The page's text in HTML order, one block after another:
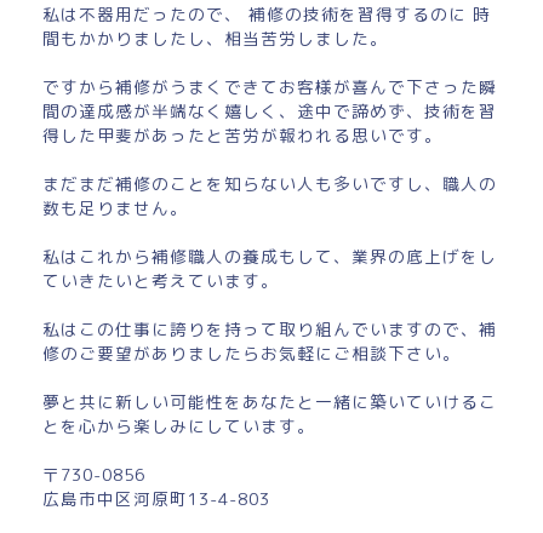
私は不器用だったので、 補修の技術を習得するのに 時
間もかかりましたし、相当苦労しました。
ですから補修がうまくできてお客様が喜んで下さった瞬
間の達成感が半端なく嬉しく、途中で諦めず、技術を習
得した甲斐があったと苦労が報われる思いです。
まだまだ補修のことを知らない人も多いですし、職人の
数も足りません。
私はこれから補修職人の養成もして、業界の底上げをし
ていきたいと考えています。
私はこの仕事に誇りを持って取り組んでいますので、補
修のご要望がありましたらお気軽にご相談下さい。
夢と共に新しい可能性をあなたと一緒に築いていけるこ
とを心から楽しみにしています。
〒730-0856
広島市中区河原町13-4-803